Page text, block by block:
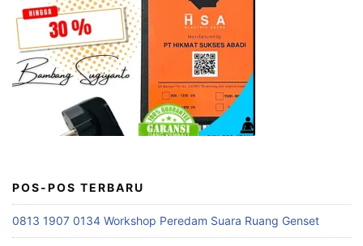
POS-POS TERBARU
0813 1907 0134 Workshop Peredam Suara Ruang Genset